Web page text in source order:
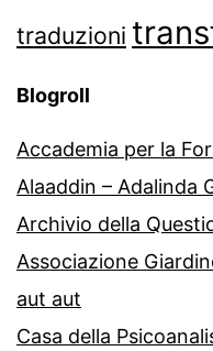
traduzioni
Blogroll
Accademia per la
Alaaddin – Adalinda
Archivio della
Associazione
aut aut
Casa della